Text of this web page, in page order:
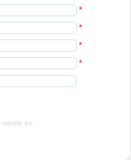
*
*
*
*
《隐私保障》 条例